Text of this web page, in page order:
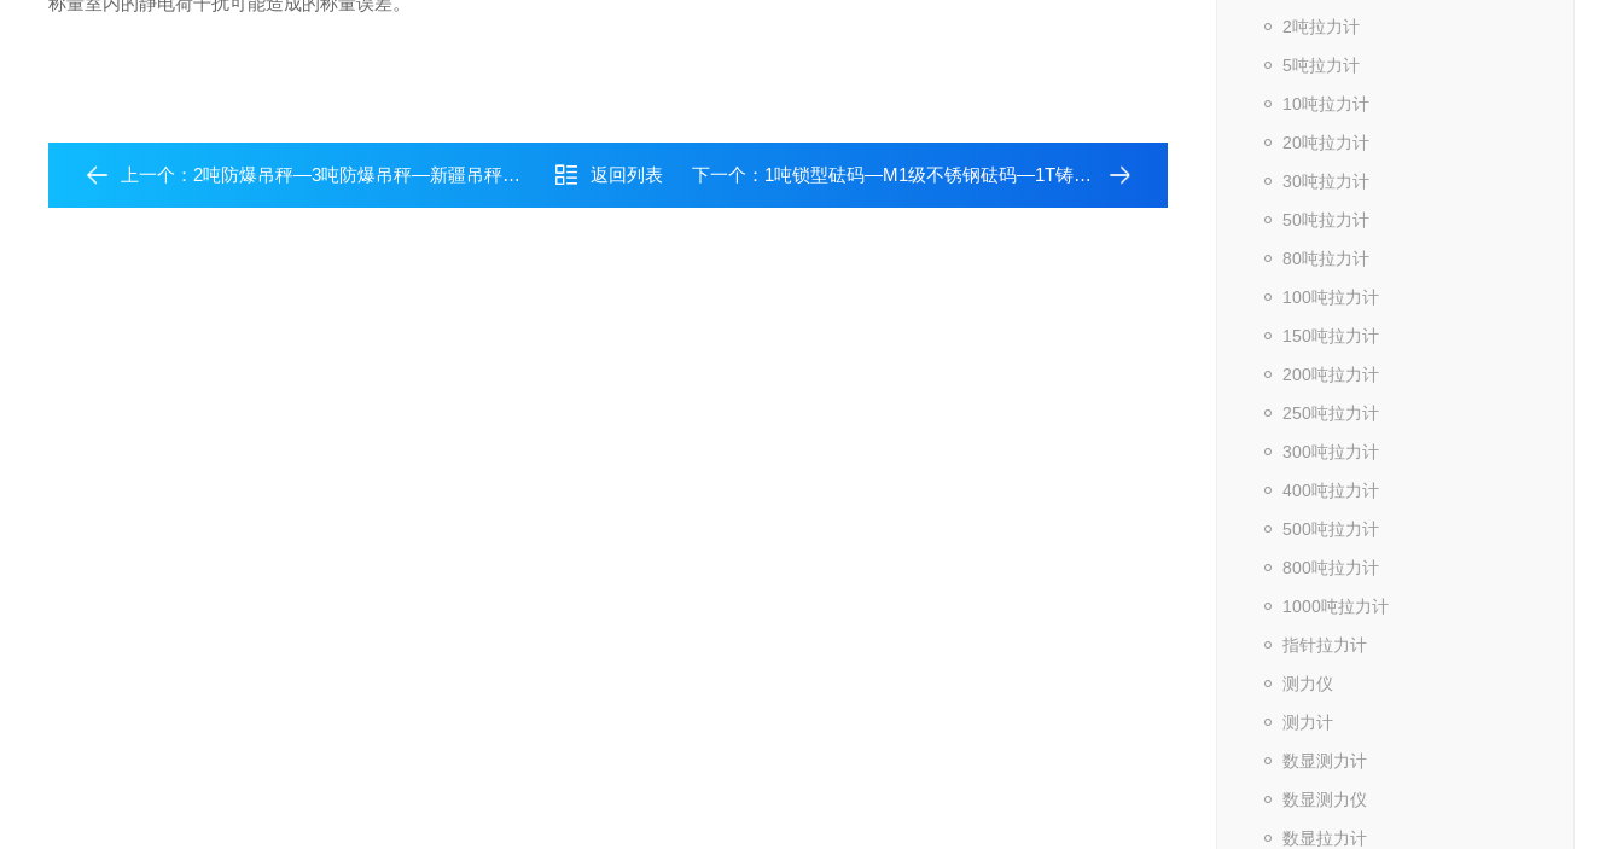
2吨拉力计
5吨拉力计
10吨拉力计
20吨拉力计
30吨拉力计
50吨拉力计
80吨拉力计
100吨拉力计
150吨拉力计
200吨拉力计
250吨拉力计
300吨拉力计
400吨拉力计
500吨拉力计
800吨拉力计
1000吨拉力计
指针拉力计
测力仪
测力计
数显测力计
数显测力仪
数显拉力计
上一个： 2吨防爆吊秤—3吨防爆吊秤—新疆吊秤【佳宜电子】 返回列表 下一个： 1吨锁型砝码—M1级不锈钢砝码—1T铸铁砝码【佳宜电子】